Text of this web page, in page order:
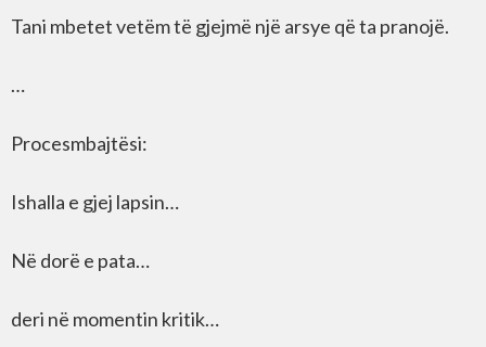
Tani mbetet vetëm të gjejmë një arsye që ta pranojë.
…
Procesmbajtësi:
Ishalla e gjej lapsin…
Në dorë e pata…
deri në momentin kritik…